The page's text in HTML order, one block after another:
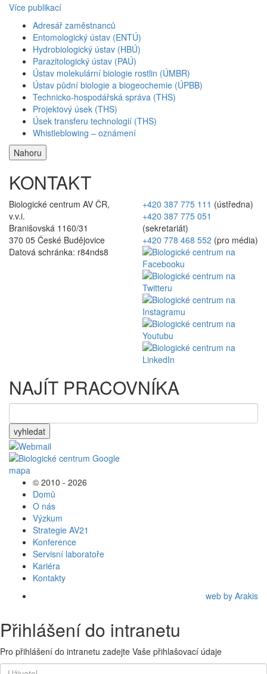
Více publikací
Adresář zaměstnanců
Entomologický ústav (ENTÚ)
Hydrobiologický ústav (HBÚ)
Parazitologický ústav (PAÚ)
Ústav molekulární biologie rostlin (ÚMBR)
Ústav půdní biologie a biogeochemie (ÚPBB)
Technicko-hospodářská správa (THS)
Projektový úsek (THS)
Úsek transferu technologií (THS)
Whistleblowing – oznámení
Nahoru
KONTAKT
Biologické centrum AV ČR,
v.v.i.
Branišovská 1160/31
370 05 České Budějovice
Datová schránka: r84nds8
+420 387 775 111 (ústředna)
+420 387 775 051
(sekretariát)
+420 778 468 552 (pro média)
NAJÍT PRACOVNÍKA
vyhledat
© 2010 - 2026
Domů
O nás
Výzkum
Strategie AV21
Konference
Servisní laboratoře
Kariéra
Kontakty
web by Arakis
Přihlášení do intranetu
Pro přihlášení do intranetu zadejte Vaše přihlašovací údaje